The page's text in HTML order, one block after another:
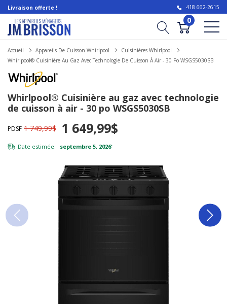
Livraison offerte ! 418 662-2615
0
Accueil Appareils De Cuisson Whirlpool
Cuisinières Whirlpool
Whirlpool® Cuisinière Au Gaz Avec Technologie De Cuisson À Air - 30 Po WSGS5030SB
Whirlpool® Cuisinière au gaz avec technologie
de cuisson à air - 30 po WSGS5030SB
PDSF 1 749,99$ 1 649,99$
Date estimée: septembre 5, 2026*